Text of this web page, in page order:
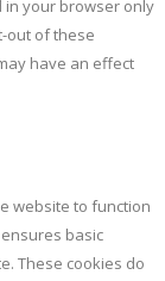
in your browser only
out of these
have an effect
website to function
basic
These cookies do